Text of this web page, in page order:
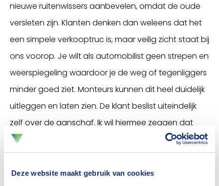
Deze website maakt gebruik van cookies
nieuwe ruitenwissers aanbevelen, omdat de oude
versleten zijn. Klanten denken dan weleens dat het
een simpele verkooptruc is, maar veilig zicht staat bij
ons voorop. Je wilt als automobilist geen strepen en
weerspiegeling waardoor je de weg of tegenliggers
minder goed ziet. Monteurs kunnen dit heel duidelijk
uitleggen en laten zien. De klant beslist uiteindelijk
zelf over de aanschaf. Ik wil hiermee zeggen dat
monteurs een oprecht en eerlijk advies willen geven.
En dat voelen klanten. Het is altijd fijn als je aardig
bent, maar het gaat er bij klanttevredenheid ook om